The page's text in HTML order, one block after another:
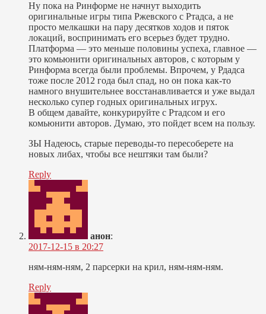
Ну пока на Ринформе не начнут выходить
оригинальные игры типа Ржевского с Ртадса, а не
просто мелкашки на пару десятков ходов и пяток
локаций, воспринимать его всерьез будет трудно.
Платформа — это меньше половины успеха, главное —
это комьюнити оригинальных авторов, с которым у
Ринформа всегда были проблемы. Впрочем, у Рдадса
тоже после 2012 года был спад, но он пока как-то
намного внушительнее восстанавливается и уже выдал
несколько супер годных оригинальных игрух.
В общем давайте, конкурируйте с Ртадсом и его
комьюнити авторов. Думаю, это пойдет всем на пользу.
ЗЫ Надеюсь, старые переводы-то пересоберете на
новых либах, чтобы все нештяки там были?
Reply
анон:
2017-12-15 в 20:27
ням-ням-ням, 2 парсерки на крил, ням-ням-ням.
Reply